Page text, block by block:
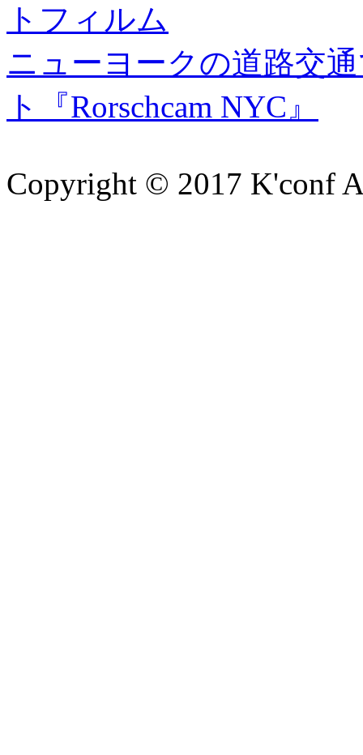
トフィルム
ニューヨークの道路交
ト『Rorschcam NYC』
Copyright © 2017 K'conf